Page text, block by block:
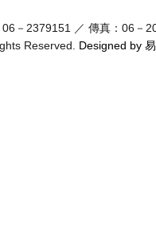
－2379151 ／ 傳真：06
Reserved.
Designed by